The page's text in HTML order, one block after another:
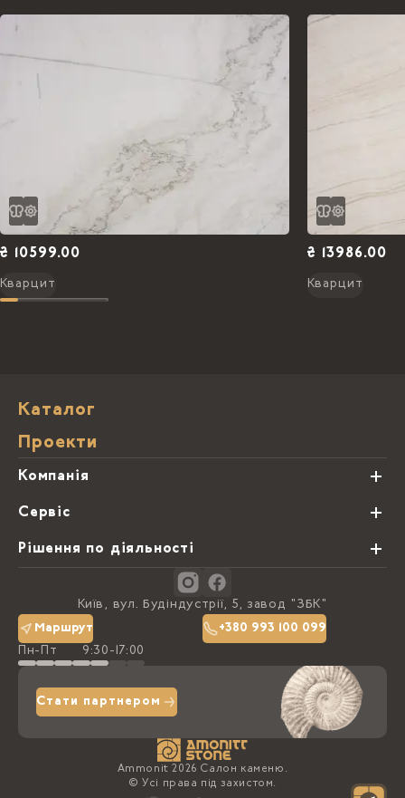
₴ 10599.00
Кварцит
₴ 13986.00
Кварцит
Каталог
Проекти
Компанія
Про нас
Блог
Політика конфіденційності
Доставка та оплата
Сервіс
Види обробки каменю
Рішення по діяльності
Київ, вул. Будіндустрії, 5, завод "ЗБК"
Маршрут
+380 993 100 099
Пн-Пт
9:30-17:00
Стати партнером
Ammonit 2026 Салон каменю.
© Усі права під захистом.